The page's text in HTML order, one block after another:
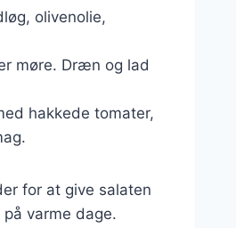
olivenolie,
møre. Dræn og lad
hakkede tomater,
for at give salaten
varme dage.